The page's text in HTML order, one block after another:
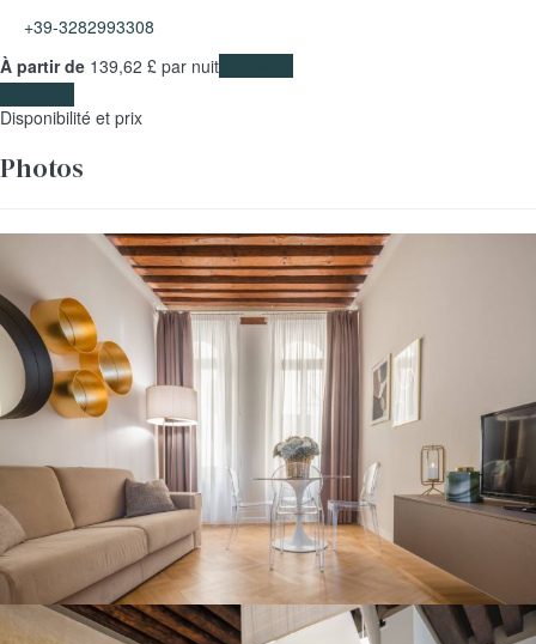
+39-3282993308
À partir de 139,62 £ par nuit
Disponibilité et prix
Photos